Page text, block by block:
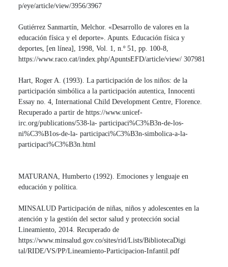
p/eye/article/view/3956/3967
Gutiérrez Sanmartín, Melchor. «Desarrollo de valores en la
educación física y el deporte». Apunts. Educación física y
deportes, [en línea], 1998, Vol. 1, n.º 51, pp. 100-8,
https://www.raco.cat/index.php/ApuntsEFD/article/view/ 307981
Hart, Roger A. (1993). La participación de los niños: de la
participación simbólica a la participación autentica, Innocenti
Essay no. 4, International Child Development Centre, Florence.
Recuperado a partir de https://www.unicef-
irc.org/publications/538-la- participaci%C3%B3n-de-los-
ni%C3%B1os-de-la- participaci%C3%B3n-simbolica-a-la-
participaci%C3%B3n.html
MATURANA, Humberto (1992). Emociones y lenguaje en
educación y política.
MINSALUD Participación de niñas, niños y adolescentes en la
atención y la gestión del sector salud y protección social
Lineamiento, 2014. Recuperado de
https://www.minsalud.gov.co/sites/rid/Lists/BibliotecaDigi
tal/RIDE/VS/PP/Lineamiento-Participacion-Infantil.pdf